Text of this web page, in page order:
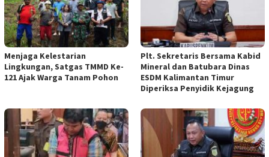
Menjaga Kelestarian
Lingkungan, Satgas TMMD Ke-
121 Ajak Warga Tanam Pohon
Plt. Sekretaris Bersama Kabid
Mineral dan Batubara Dinas
ESDM Kalimantan Timur
Diperiksa Penyidik Kejagung